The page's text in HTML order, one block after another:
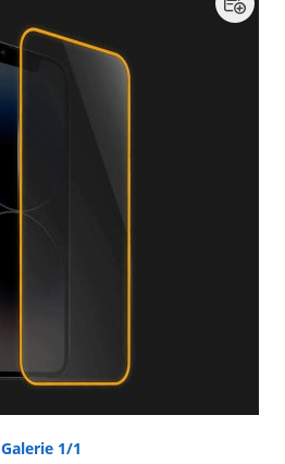
Galerie 1/1